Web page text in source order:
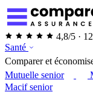
4,8/5 ·
Santé
Comparer et
Mutuelle senior
Macif senior